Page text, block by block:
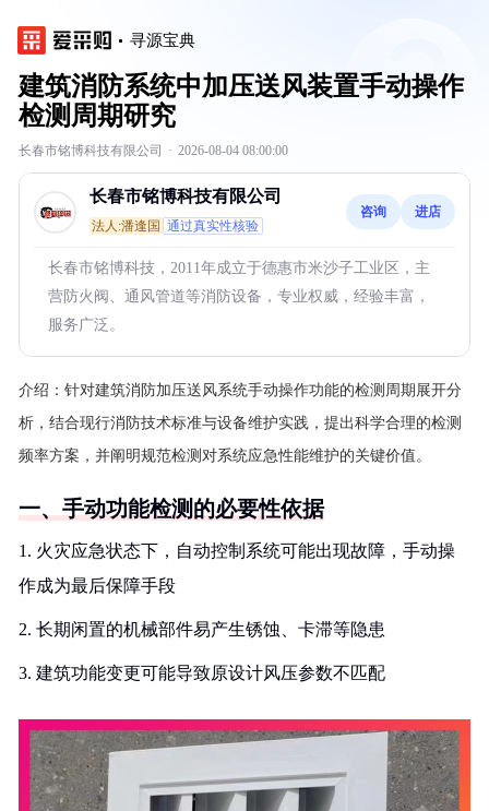
寻源宝典
建筑消防系统中加压送风装置手动操作
检测周期研究
长春市铭博科技有限公司 · 2026-08-04 08:00:00
长春市铭博科技有限公司
法人:潘逢国 通过真实性核验
咨询 进店
长春市铭博科技，2011年成立于德惠市米沙子工业区，主
营防火阀、通风管道等消防设备，专业权威，经验丰富，
服务广泛。
介绍： 针对建筑消防加压送风系统手动操作功能的检测周期展开分
析，结合现行消防技术标准与设备维护实践，提出科学合理的检测
频率方案，并阐明规范检测对系统应急性能维护的关键价值。
一、手动功能检测的必要性依据
1. 火灾应急状态下，自动控制系统可能出现故障，手动操
作成为最后保障手段
2. 长期闲置的机械部件易产生锈蚀、卡滞等隐患
3. 建筑功能变更可能导致原设计风压参数不匹配